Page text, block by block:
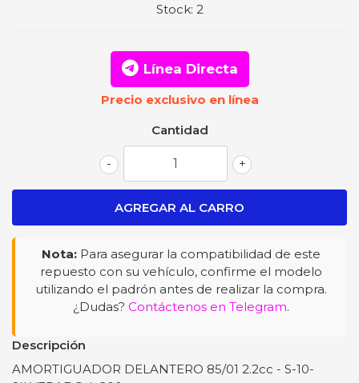
Stock: 2
Línea Directa
Precio exclusivo en línea
Cantidad
+
-
Nota: Para asegurar la compatibilidad de este
repuesto con su vehículo, confirme el modelo
utilizando el padrón antes de realizar la compra.
¿Dudas? Contáctenos en Telegram.
Descripción
AMORTIGUADOR DELANTERO 85/01 2.2cc - S-10-